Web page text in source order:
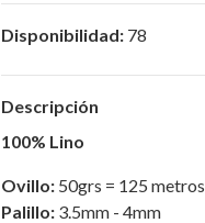
Disponibilidad: 78
Descripción
100% Lino
Ovillo: 50grs = 125 metros
Palillo: 3.5mm - 4mm